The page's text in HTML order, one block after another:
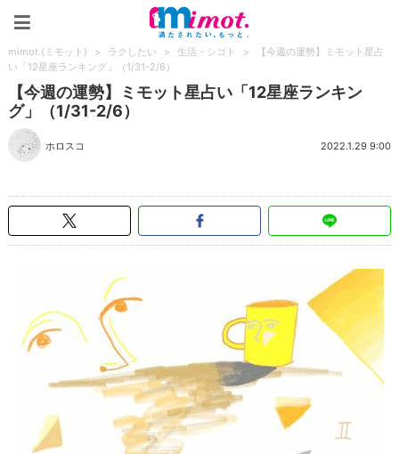
mimot.(ミモット) > ラクしたい > 生活・シゴト >
【今週の運勢】ミモット星占
い「12星座ランキング」（1/31-2/6）
【今週の運勢】ミモット星占い「12星座ランキン
グ」（1/31-2/6）
ホロスコ 2022.1.29 9:00